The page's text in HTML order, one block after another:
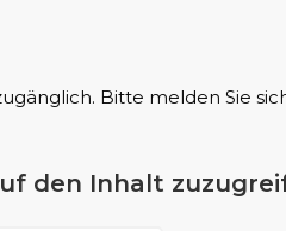
Bitte melden Sie
den Inhalt